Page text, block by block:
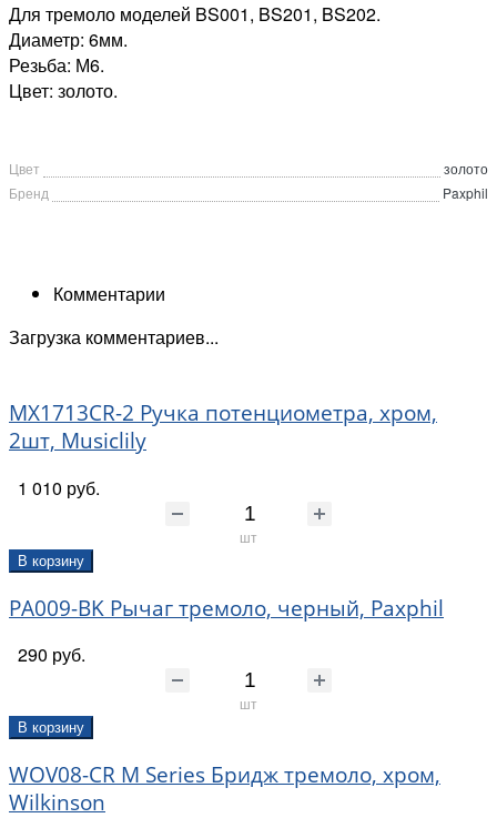
Для тремоло моделей BS001, BS201, BS202.
Диаметр: 6мм.
Резьба: М6.
Цвет: золото.
Цвет
золото
Бренд
Paxphil
Комментарии
Загрузка комментариев...
MX1713CR-2 Ручка потенциометра, хром,
2шт, Musiclily
1 010 руб.
шт
В корзину
PA009-BK Рычаг тремоло, черный, Paxphil
290 руб.
шт
В корзину
WOV08-CR M Series Бридж тремоло, хром,
Wilkinson